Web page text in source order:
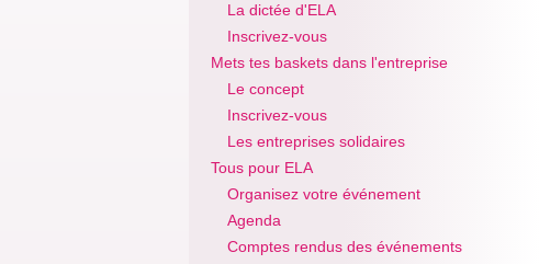
La dictée d'ELA
Inscrivez-vous
Mets tes baskets dans l'entreprise
Le concept
Inscrivez-vous
Les entreprises solidaires
Tous pour ELA
Organisez votre événement
Agenda
Comptes rendus des événements